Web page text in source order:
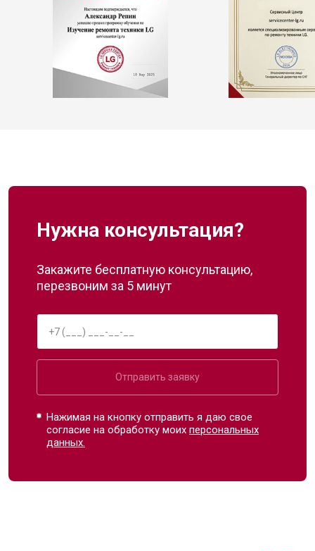
Нужна консультация?
Закажите бесплатную консультацию,
перезвоним за 5 минут
Отправить заявку
Нажимая на кнопку отправить я даю свое
согласие на обработку моихперсональных
данных.